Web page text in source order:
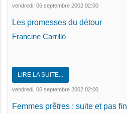
vendredi, 06 septembre 2002 02:00
Les promesses du détour
Francine Carrillo
LIRE LA SUITE...
vendredi, 06 septembre 2002 02:00
Femmes prêtres : suite et pas fin